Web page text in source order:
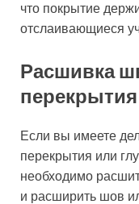
что покрытие
отслаивающиеся
Расшивка
Если вы имеете
перекрытия или
необходимо
и расширить шов